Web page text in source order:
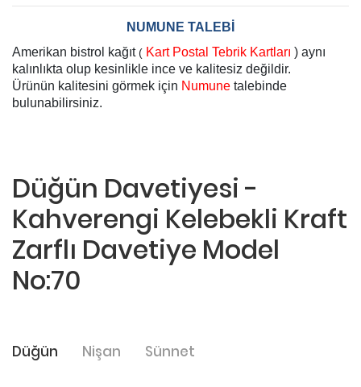
NUMUNE TALEBİ
Amerikan bistrol kağıt( Kart Postal Tebrik Kartları ) aynı
kalınlıkta olup kesinlikle ince ve kalitesiz değildir.
Ürünün kalitesini görmek için Numune talebinde
bulunabilirsiniz.
Düğün Davetiyesi -
Kahverengi Kelebekli Kraft
Zarflı Davetiye Model
No:70
Düğün Nişan Sünnet